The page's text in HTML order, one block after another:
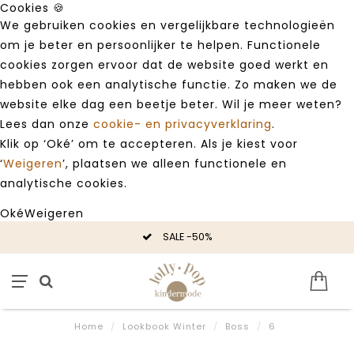
Cookies 🍪
We gebruiken cookies en vergelijkbare technologieën
om je beter en persoonlijker te helpen. Functionele
cookies zorgen ervoor dat de website goed werkt en
hebben ook een analytische functie. Zo maken we de
website elke dag een beetje beter. Wil je meer weten?
Lees dan onze cookie- en privacyverklaring.
Klik op ‘Oké’ om te accepteren. Als je kiest voor
‘Weigeren’, plaatsen we alleen functionele en
analytische cookies.
OkéWeigeren
SALE -50%
Home / Lookbook Winter / Boss / 6